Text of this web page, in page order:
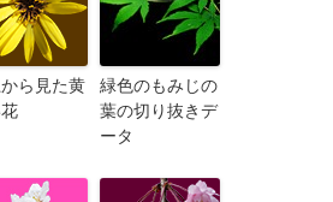
ら見た黄
緑色のもみじの
葉の切り抜きデ
ータ